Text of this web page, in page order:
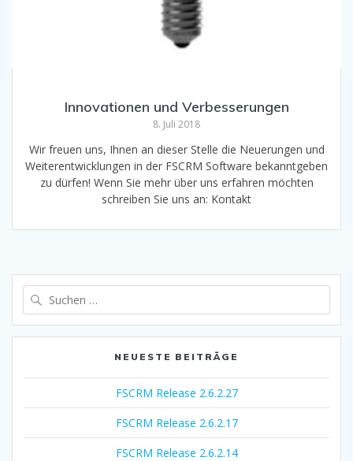
Innovationen und Verbesserungen
8. Juli 2018
Wir freuen uns, Ihnen an dieser Stelle die Neuerungen und
Weiterentwicklungen in der FSCRM Software bekanntgeben
zu dürfen! Wenn Sie mehr über uns erfahren möchten
schreiben Sie uns an: Kontakt
NEUESTE BEITRÄGE
FSCRM Release 2.6.2.27
FSCRM Release 2.6.2.17
FSCRM Release 2.6.2.14